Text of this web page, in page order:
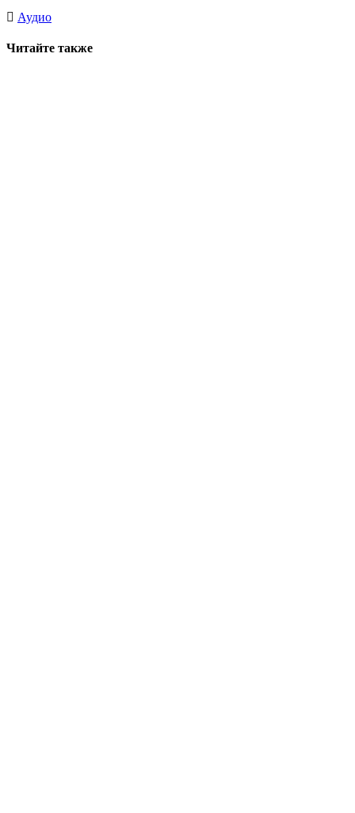
Аудио
Читайте также